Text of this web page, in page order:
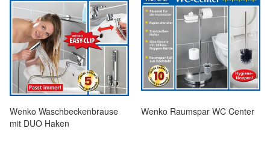
Wenko Waschbeckenbrause
mit DUO Haken
Wenko Raumspar WC Center